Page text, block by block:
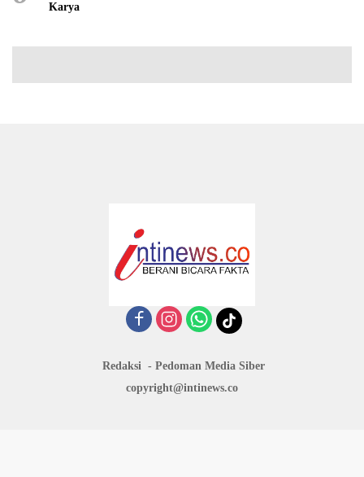
Karya
Redaksi
Pedoman Media Siber
copyright@intinews.co